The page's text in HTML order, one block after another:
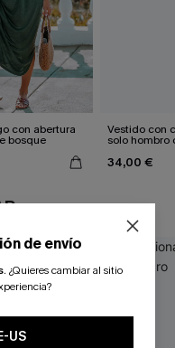
con abertura
bosque
Vestido con
solo hombro
34,00 €
de envío
. ¿Quieres cambiar al sitio
US